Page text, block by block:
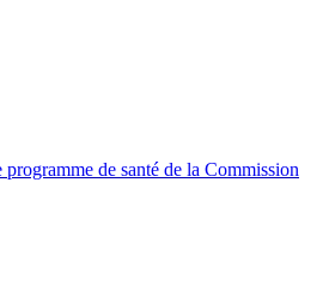
de santé de la Commission